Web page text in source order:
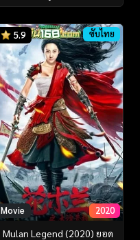
5.9 ซับไทย
Movie 2020
Mulan Legend (2020) ยอด